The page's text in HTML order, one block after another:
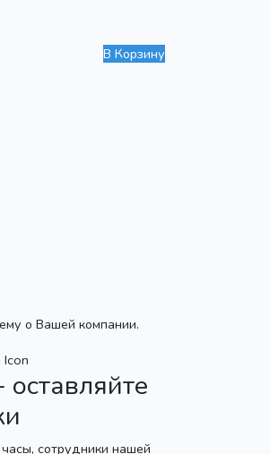
В Корзину
о Вашей компании.
оставляйте
сотрудники нашей